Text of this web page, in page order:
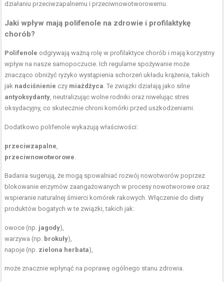
działaniu przeciwzapalnemu i przeciwnowotworowemu.
Jaki wpływ mają polifenole na zdrowie i profilaktykę
chorób?
Polifenole odgrywają ważną rolę w profilaktyce chorób i mają korzystny
wpływ na nasze samopoczucie. Ich regularne spożywanie może
znacząco obniżyć ryzyko wystąpienia schorzeń układu krążenia, takich
jak nadciśnienie czy miażdżyca . Te związki działają jako silne
antyoksydanty , neutralizując wolne rodniki oraz niwelując stres
oksydacyjny, co skutecznie chroni komórki przed uszkodzeniami.
Dodatkowo polifenole wykazują właściwości:
przeciwzapalne
przeciwnowotworowe
Badania sugerują, że mogą spowalniać rozwój nowotworów poprzez
blokowanie enzymów zaangażowanych w procesy nowotworowe oraz
wspieranie naturalnej śmierci komórek rakowych. Włączenie do diety
produktów bogatych w te związki, takich jak:
owoce (np. jagody),
warzywa (np.
brokuły),
napoje (np. zielona herbata),
może znacznie wpłynąć na poprawę ogólnego stanu zdrowia.